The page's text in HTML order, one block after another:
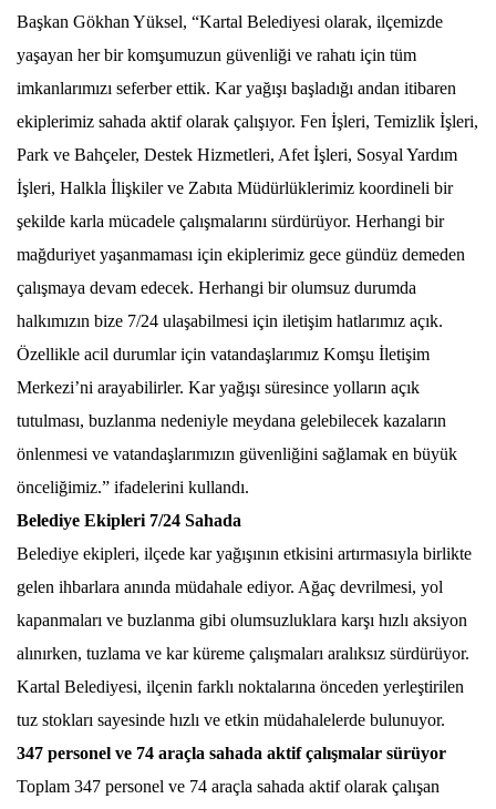
Başkan Gökhan Yüksel, “Kartal Belediyesi olarak, ilçemizde
yaşayan her bir komşumuzun güvenliği ve rahatı için tüm
imkanlarımızı seferber ettik. Kar yağışı başladığı andan itibaren
ekiplerimiz sahada aktif olarak çalışıyor. Fen İşleri, Temizlik İşleri,
Park ve Bahçeler, Destek Hizmetleri, Afet İşleri, Sosyal Yardım
İşleri, Halkla İlişkiler ve Zabıta Müdürlüklerimiz koordineli bir
şekilde karla mücadele çalışmalarını sürdürüyor. Herhangi bir
mağduriyet yaşanmaması için ekiplerimiz gece gündüz demeden
çalışmaya devam edecek. Herhangi bir olumsuz durumda
halkımızın bize 7/24 ulaşabilmesi için iletişim hatlarımız açık.
Özellikle acil durumlar için vatandaşlarımız Komşu İletişim
Merkezi’ni arayabilirler. Kar yağışı süresince yolların açık
tutulması, buzlanma nedeniyle meydana gelebilecek kazaların
önlenmesi ve vatandaşlarımızın güvenliğini sağlamak en büyük
önceliğimiz.” ifadelerini kullandı.
Belediye Ekipleri 7/24 Sahada
Belediye ekipleri, ilçede kar yağışının etkisini artırmasıyla birlikte
gelen ihbarlara anında müdahale ediyor. Ağaç devrilmesi, yol
kapanmaları ve buzlanma gibi olumsuzluklara karşı hızlı aksiyon
alınırken, tuzlama ve kar küreme çalışmaları aralıksız sürdürüyor.
Kartal Belediyesi, ilçenin farklı noktalarına önceden yerleştirilen
tuz stokları sayesinde hızlı ve etkin müdahalelerde bulunuyor.
347 personel ve 74 araçla sahada aktif çalışmalar sürüyor
Toplam 347 personel ve 74 araçla sahada aktif olarak çalışan